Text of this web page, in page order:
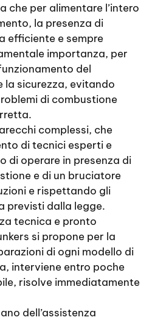
che per alimentare l’intero
la presenza di
efficiente e sempre
importanza, per
del
la sicurezza, evitando
di combustione
complessi, che
di tecnici esperti e
di operare in presenza di
e di un bruciatore
e rispettando gli
previsti dalla legge.
tecnica e pronto
si propone per la
di ogni modello di
interviene entro poche
risolve immediatamente
dell’assistenza